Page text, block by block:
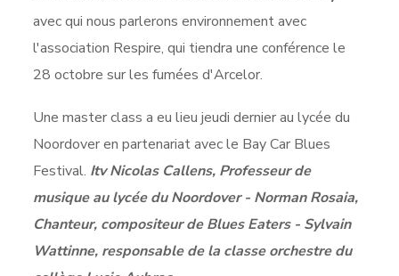
avec qui nous parlerons environnement avec
l'association Respire, qui tiendra une conférence le
28 octobre sur les fumées d'Arcelor.
Une master class a eu lieu jeudi dernier au lycée du
Noordover en partenariat avec le Bay Car Blues
Festival. Itv Nicolas Callens, Professeur de
musique au lycée du Noordover - Norman Rosaia,
Chanteur, compositeur de Blues Eaters - Sylvain
Wattinne, responsable de la classe orchestre du